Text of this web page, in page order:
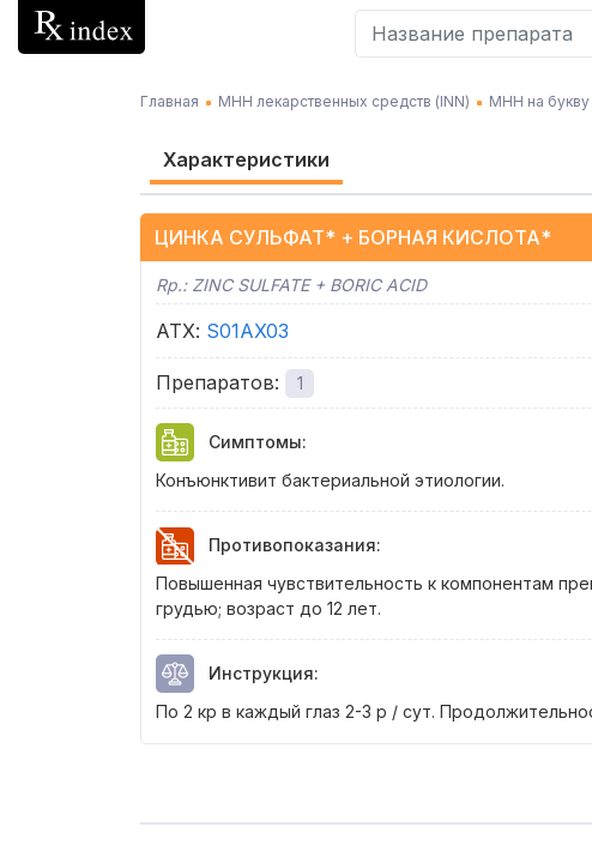
Главная МНН лекарственных средств (INN) МНН на
Характеристики
ЦИНКА СУЛЬФАТ* + БОРНАЯ КИСЛОТА*
Rp.: ZINC SULFATE + BORIC ACID
АТХ: S01AX03
Препаратов: 1
Симптомы:
Конъюнктивит бактериальной этиологии.
Противопоказания:
Повышенная чувствительность к компонентам
грудью; возраст до 12 лет.
Инструкция:
По 2 кр в каждый глаз 2-3 р / сут.